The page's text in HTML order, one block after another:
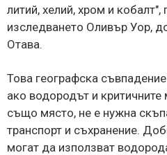
литий, хелий, хром и
изследването Оливър Уор,
Отава.
Това географска
ако водородът и
също място, не е нужна
транспорт и съхранение.
могат да използват